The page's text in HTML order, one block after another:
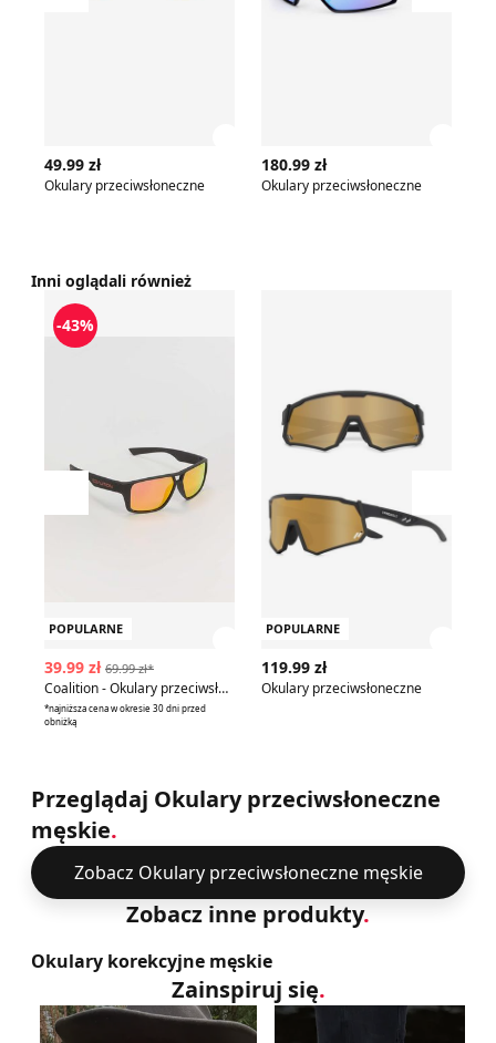
49.99 zł
Okulary przeciwsłoneczne
180.99 zł
Okulary przeciwsłoneczne
Inni oglądali również
Przesuń w lewo
Coalition - Okulary przeciwsłoneczne
POPULARNE
-43%
39.99 zł 69.99 zł*
Coalition - Okulary przeciwsłoneczne
*najniższa cena w okresie 30 dni przed
obniżką
POPULARNE
119.99 zł
Okulary przeciwsłoneczne
Przeglądaj Okulary przeciwsłoneczne
męskie.
Zobacz Okulary przeciwsłoneczne męskie
Zobacz inne produkty.
Okulary korekcyjne męskie
Zainspiruj się.